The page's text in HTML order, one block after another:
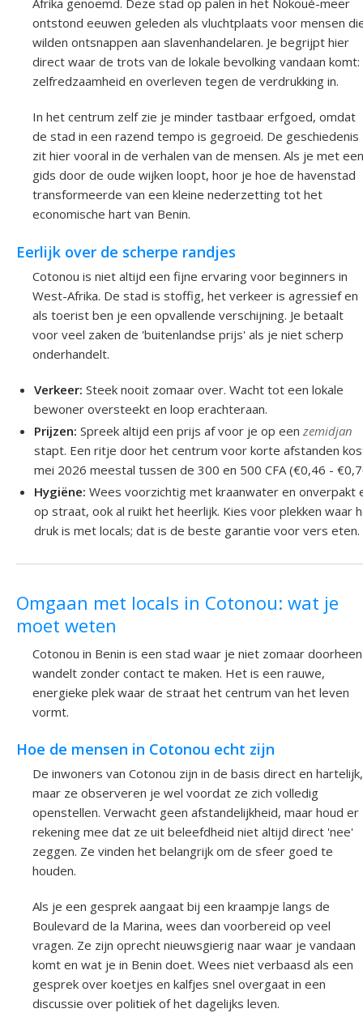
Afrika genoemd. Deze stad op palen in het Nokoué-meer
ontstond eeuwen geleden als vluchtplaats voor mensen
wilden ontsnappen aan slavenhandelaren. Je begrijpt hier
direct waar de trots van de lokale bevolking vandaan komt:
zelfredzaamheid en overleven tegen de verdrukking in.
In het centrum zelf zie je minder tastbaar erfgoed, omdat
de stad in een razend tempo is gegroeid. De geschiedenis
zit hier vooral in de verhalen van de mensen. Als je met een
gids door de oude wijken loopt, hoor je hoe de havenstad
transformeerde van een kleine nederzetting tot het
economische hart van Benin.
Eerlijk over de scherpe randjes
Cotonou is niet altijd een fijne ervaring voor beginners in
West-Afrika. De stad is stoffig, het verkeer is agressief en
als toerist ben je een opvallende verschijning. Je betaalt
voor veel zaken de 'buitenlandse prijs' als je niet scherp
onderhandelt.
Verkeer: Steek nooit zomaar over. Wacht tot een lokale
bewoner oversteekt en loop erachteraan.
Prijzen: Spreek altijd een prijs af voor je op eenzemidjan
stapt. Een ritje door het centrum voor korte afstanden
mei 2026 meestal tussen de 300 en 500 CFA (€0,46 -
Hygiëne: Wees voorzichtig met kraanwater en onverpakt
op straat, ook al ruikt het heerlijk. Kies voor plekken waar
druk is met locals; dat is de beste garantie voor vers eten.
Omgaan met locals in Cotonou: wat je
moet weten
Cotonou in Benin is een stad waar je niet zomaar doorheen
wandelt zonder contact te maken. Het is een rauwe,
energieke plek waar de straat het centrum van het leven
vormt.
Hoe de mensen in Cotonou echt zijn
De inwoners van Cotonou zijn in de basis direct en hartelijk,
maar ze observeren je wel voordat ze zich volledig
openstellen. Verwacht geen afstandelijkheid, maar houd er
rekening mee dat ze uit beleefdheid niet altijd direct 'nee'
zeggen. Ze vinden het belangrijk om de sfeer goed te
houden.
Als je een gesprek aangaat bij een kraampje langs de
Boulevard de la Marina, wees dan voorbereid op veel
vragen. Ze zijn oprecht nieuwsgierig naar waar je vandaan
komt en wat je in Benin doet. Wees niet verbaasd als een
gesprek over koetjes en kalfjes snel overgaat in een
discussie over politiek of het dagelijks leven.